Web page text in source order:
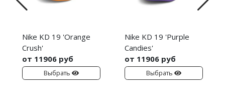
Nike KD 19 'Orange
Crush'
от 11906 руб
Выбрать
Nike KD 19 'Purple
Candies'
от 11906 руб
Выбрать